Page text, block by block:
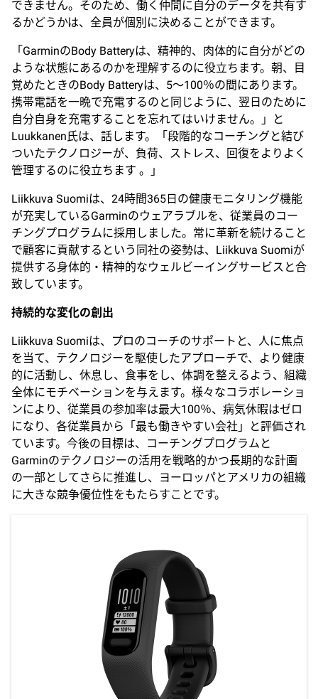
できません。そのため、働く仲間に自分のデータを共有す
るかどうかは、全員が個別に決めることができます。
「GarminのBody Batteryは、精神的、肉体的に自分がどの
ような状態にあるのかを理解するのに役立ちます。朝、目
覚めたときのBody Batteryは、5～100％の間にあります。
携帯電話を一晩で充電するのと同じように、翌日のために
自分自身を充電することを忘れてはいけません。」と
Luukkanen氏は、話します。「段階的なコーチングと結び
ついたテクノロジーが、負荷、ストレス、回復をよりよく
管理するのに役立ちます 。」
Liikkuva Suomiは、24時間365日の健康モニタリング機能
が充実しているGarminのウェアラブルを、従業員のコー
チングプログラムに採用しました。常に革新を続けること
で顧客に貢献するという同社の姿勢は、Liikkuva Suomiが
提供する身体的・精神的なウェルビーイングサービスと合
致しています。
持続的な変化の創出
Liikkuva Suomiは、プロのコーチのサポートと、人に焦点
を当て、テクノロジーを駆使したアプローチで、より健康
的に活動し、休息し、食事をし、体調を整えるよう、組織
全体にモチベーションを与えます。様々なコラボレーショ
ンにより、従業員の参加率は最大100％、病気休暇はゼロ
になり、各従業員から「最も働きやすい会社」と評価され
ています。今後の目標は、コーチングプログラムと
Garminのテクノロジーの活用を戦略的かつ長期的な計画
の一部としてさらに推進し、ヨーロッパとアメリカの組織
に大きな競争優位性をもたらすことです。